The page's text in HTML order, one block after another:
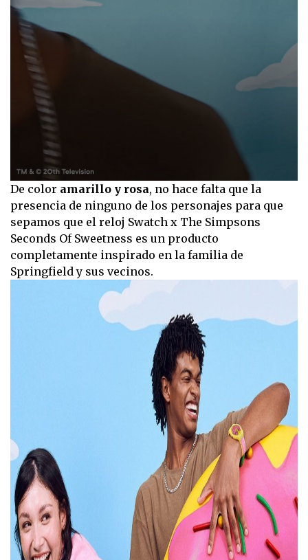
0
seconds
of
15
seconds
De color amarillo y rosa, no hace falta que la
presencia de ninguno de los personajes para que
sepamos que el reloj Swatch x The Simpsons
Seconds Of Sweetness es un producto
completamente inspirado en la familia de
Springfield y sus vecinos.